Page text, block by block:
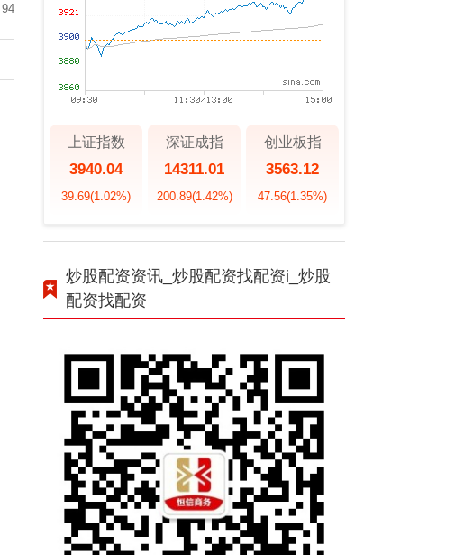
94
上证指数
3940.04
39.69(1.02%)
深证成指
14311.01
200.89(1.42%)
创业板指
3563.12
47.56(1.35%)
炒股配资资讯_炒股配资找配资i_炒股
配资找配资